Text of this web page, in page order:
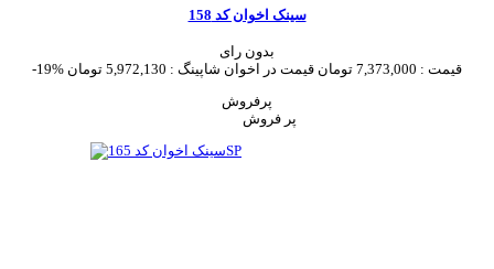
سینک اخوان کد 158
بدون رای
-19%
قیمت : 7,373,000 تومان قیمت در اخوان شاپینگ : 5,972,130 تومان
پرفروش